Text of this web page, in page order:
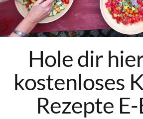
Newsletter
Heilpflanzen
(online) // ab
Hole dir
kostenloses
Rezepte